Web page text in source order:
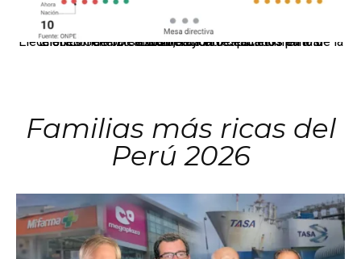
El JNE oficializó la distribución de escaños para la elección de 60 senadores y 130 diputados en las Elecciones Generales 2026, tras el restablecimiento de la Bicameralidad.
Familias más ricas del
Perú 2026